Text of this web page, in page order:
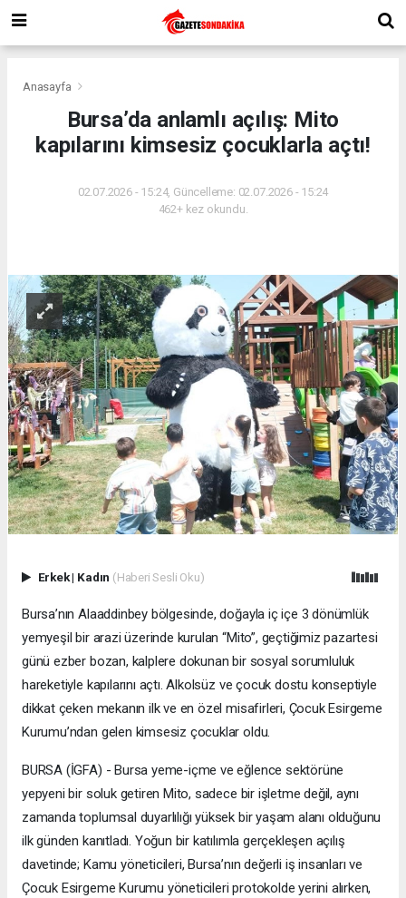
Anasayfa
Bursa’da anlamlı açılış: Mito
kapılarını kimsesiz çocuklarla açtı!
02.07.2026 - 15:24, Güncelleme: 02.07.2026 - 15:24
462+ kez okundu.
Erkek| Kadın (Haberi Sesli Oku)
Bursa’nın Alaaddinbey bölgesinde, doğayla iç içe 3 dönümlük
yemyeşil bir arazi üzerinde kurulan “Mito”, geçtiğimiz pazartesi
günü ezber bozan, kalplere dokunan bir sosyal sorumluluk
hareketiyle kapılarını açtı. Alkolsüz ve çocuk dostu konseptiyle
dikkat çeken mekanın ilk ve en özel misafirleri, Çocuk Esirgeme
Kurumu’ndan gelen kimsesiz çocuklar oldu.
BURSA (İGFA) - Bursa yeme-içme ve eğlence sektörüne
yepyeni bir soluk getiren Mito, sadece bir işletme değil, aynı
zamanda toplumsal duyarlılığı yüksek bir yaşam alanı olduğunu
ilk günden kanıtladı. Yoğun bir katılımla gerçekleşen açılış
davetinde; Kamu yöneticileri, Bursa’nın değerli iş insanları ve
Çocuk Esirgeme Kurumu yöneticileri protokolde yerini alırken,